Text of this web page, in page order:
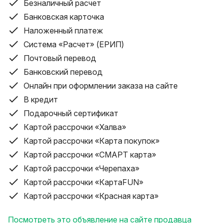
ЗЕЛЕНЫЙ ЛУЧ НА 70% ЯРЧЕ КРАСНОГО УРОВЕНЬ
ПОЗВОЛЯЕТ РАБОТАТЬ НА УЛИЦЕ ПРИ НЕ
ПРЯМОМ ПОПАДАНИЕ СОЛНЦА
Уровень защиты IP54 пылезащитный и водостойкий
ОСНОВНЫЕ ТЕХНИЧЕСКИЕ ХАРАКТЕРИСТИКИ:
- Рабочий диапазон: до 25м без приемника, до 50м с
приемником
- Автоматическое выравнивание : ± 3 °
- Погрешность: 2мм/10м
- Количество линий: 12шт
- Количество плоскостей: 3 шт
- Толщина линии 2 мм на 10 м
- Цвет лазера: ЗЕЛЕНЫЙ .
- Длина волны 532 нм
- Уровень защиты IP54 пылезащитный и водостойкий
.
В КОМПЛЕКТ ВХОДИТ:
Безналичный расчет
Банковская карточка
Наложенный платеж
Система «Расчет» (ЕРИП)
Почтовый перевод
Банковский перевод
Онлайн при оформлении заказа на сайте
В кредит
Подарочный сертификат
Картой рассрочки «Халва»
Картой рассрочки «Карта покупок»
Картой рассрочки «СМАРТ карта»
Картой рассрочки «Черепаха»
Картой рассрочки «КартаFUN»
Картой рассрочки «Красная карта»
Посмотреть это объявление на сайте продавца